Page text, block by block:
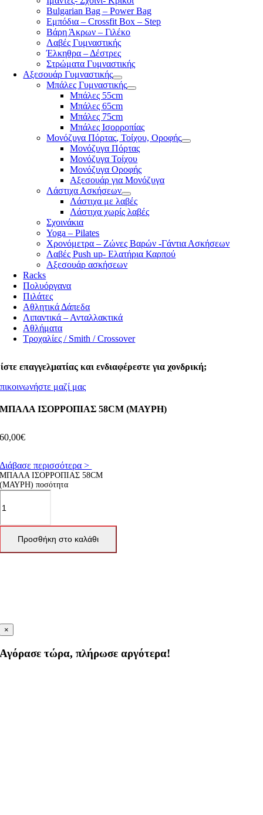
Bulgarian Bag – Power Bag
Εμπόδια – Crossfit Box – Step
Βάρη Άκρων – Γιλέκο
Λαβές Γυμναστικής
Έλκηθρα – Δέστρες
Στρώματα Γυμναστικής
Αξεσουάρ Γυμναστικής
Μπάλες Γυμναστικής
Μπάλες 55cm
Μπάλες 65cm
Μπάλες 75cm
Μπάλες Ισορροπίας
Μονόζυγα Πόρτας, Τοίχου, Οροφής
Μονόζυγα Πόρτας
Μονόζυγα Τοίχου
Μονόζυγα Οροφής
Αξεσουάρ για Μονόζυγα
Λάστιχα Ασκήσεων
Λάστιχα με λαβές
Λάστιχα χωρίς λαβές
Σχοινάκια
Yoga – Pilates
Χρονόμετρα – Ζώνες Βαρών -Γάντια Ασκήσεων
Λαβές Push up- Ελατήρια Καρπού
Αξεσουάρ ασκήσεων
Racks
Πολυόργανα
Πιλάτες
Αθλητικά Δάπεδα
Λιπαντικά – Ανταλλακτικά
Αθλήματα
Τροχαλίες / Smith / Crossover
επαγγελματίας και ενδιαφέρεστε για χονδρική;
μαζί μας
ΜΠΑΛΑ ΙΣΟΡΡΟΠΙΑΣ 58CM (ΜΑΥΡΗ)
60,00€
Διάβασε περισσότερα >
ΜΠΑΛΑ ΙΣΟΡΡΟΠΙΑΣ 58CM
(ΜΑΥΡΗ) ποσότητα
Προσθήκη στο καλάθι
×
Αγόρασε τώρα, πλήρωσε αργότερα!